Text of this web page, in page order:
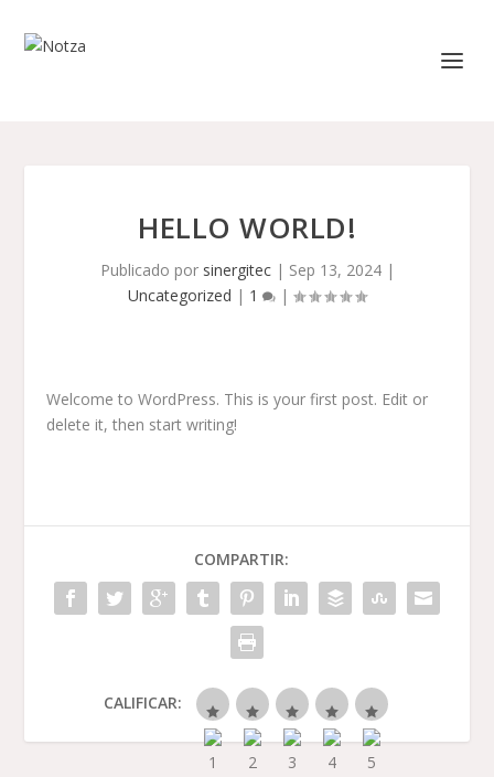
HELLO WORLD!
Publicado por sinergitec| Sep 13, 2024|
Uncategorized | 1 |
Welcome to WordPress. This is your first post. Edit or
delete it, then start writing!
COMPARTIR:
CALIFICAR: